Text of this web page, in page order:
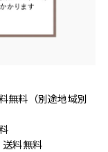
無料（別途地域別
送料無料